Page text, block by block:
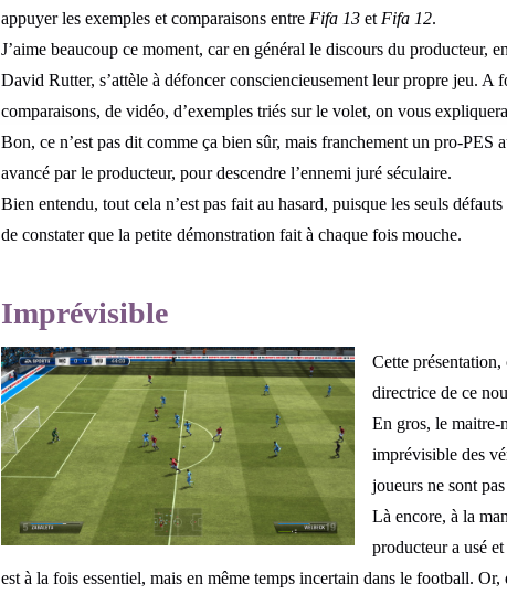
appuyer les exemples et comparaisons entre Fifa 13 et Fifa 12.
J’aime beaucoup ce moment, car en général le discours du producteur,
David Rutter, s’attèle à défoncer consciencieusement leur propre jeu. A
comparaisons, de vidéo, d’exemples triés sur le volet, on vous
Bon, ce n’est pas dit comme ça bien sûr, mais franchement un pro-
avancé par le producteur, pour descendre l’ennemi juré séculaire.
Bien entendu, tout cela n’est pas fait au hasard, puisque les seuls
de constater que la petite démonstration fait à chaque fois mouche.
Imprévisible
Cette
directrice de ce
En gros, le maitre-
imprévisible des
joueurs ne sont
Là encore, à la
producteur a usé
est à la fois essentiel, mais en même temps incertain dans le football. Or,